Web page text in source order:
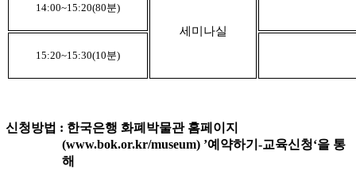
14:00~15:20(80분)
세미나실
15:20~15:30(10분)
신청방법 : 한국은행 화폐박물관 홈페이지
(www.bok.or.kr/museum) ’예약하기 -교육신청‘을 통
해